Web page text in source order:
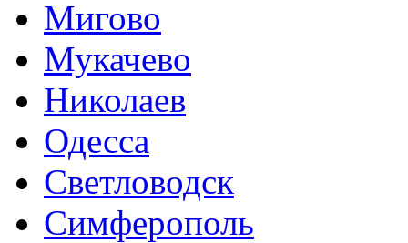
Мигово
Мукачево
Николаев
Одесса
Светловодск
Симферополь